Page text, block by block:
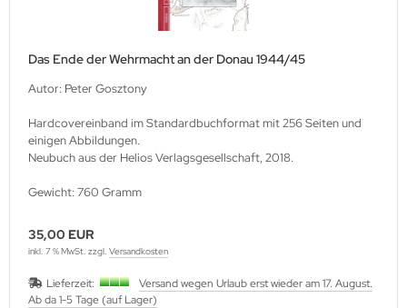
Das Ende der Wehrmacht an der Donau 1944/45
Autor: Peter Gosztony
Hardcovereinband im Standardbuchformat mit 256 Seiten und
einigen Abbildungen.
Neubuch aus der Helios Verlagsgesellschaft, 2018.
Gewicht: 760 Gramm
35,00 EUR
inkl. 7 % MwSt. zzgl. Versandkosten
Lieferzeit:
Versand wegen Urlaub erst wieder am 17. August.
Ab da 1-5 Tage (auf Lager)